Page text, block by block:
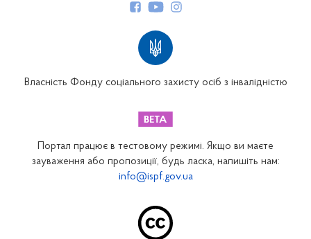
Закарпатське відділення
Запорізьке відділення
Власність Фонду соціального захисту осіб з інвалідністю
Портал працює в тестовому режимі. Якщо ви маєте
зауваження або пропозиції, будь ласка, напишіть нам:
info@ispf.gov.ua